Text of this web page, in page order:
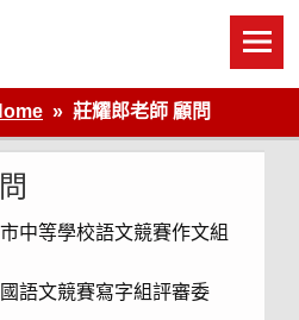
莊耀郎老師 顧問
中等學校語文競賽作文組
語文競賽寫字組評審委